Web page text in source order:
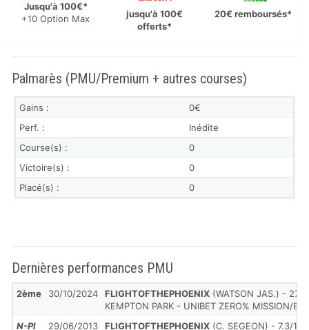
Jusqu'à 100€*
+10 Option Max
jusqu'à 100€
offerts*
20€ remboursés*
Palmarès (PMU/Premium + autres courses)
Gains :
0€
Perf. :
Inédite
Course(s) :
0
Victoire(s) :
0
Placé(s) :
0
Dernières performances PMU
2ème 30/10/2024 FLIGHTOFTHEPHOENIX (WATSON JAS.) - 27/1
KEMPTON PARK - UNIBET ZERO% MISSION/
N-Pl
29/06/2013 FLIGHTOFTHEPHOENIX (C. SEGEON) - 7.3/1